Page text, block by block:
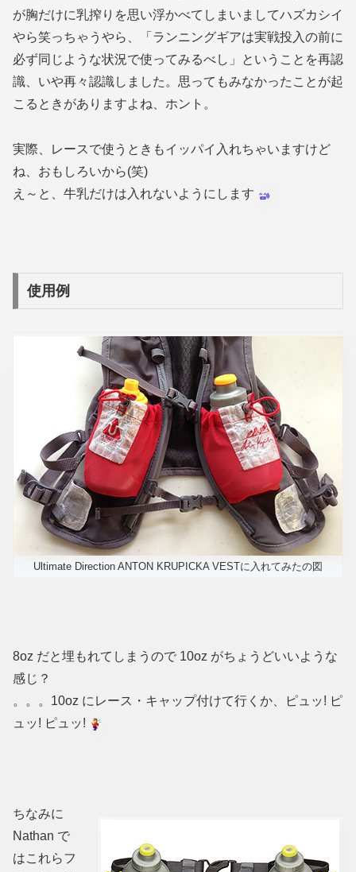
が胸だけに乳搾りを思い浮かべてしまいましてハズカシイ
やら笑っちゃうやら、「ランニングギアは実戦投入の前に
必ず同じような状況で使ってみるべし」ということを再認
識、いや再々認識しました。思ってもみなかったことが起
こるときがありますよね、ホント。
実際、レースで使うときもイッパイ入れちゃいますけど
ね、おもしろいから(笑)
え～と、牛乳だけは入れないようにします
使用例
Ultimate Direction ANTON KRUPICKA VESTに入れてみたの図
8oz だと埋もれてしまうので 10oz がちょうどいいような
感じ？
。。。10oz にレース・キャップ付けて行くか、ピュッ! ピ
ュッ! ピュッ!
ちなみに
Nathan で
はこれらフ